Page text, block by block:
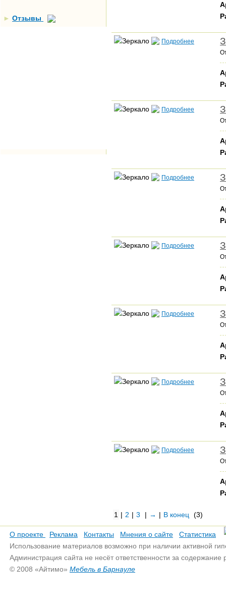
► Отзывы
Подробнее
Подробнее
Подробнее
Подробнее
Подробнее
Подробнее
Подробнее
1 | 2 | 3 | → | В конец (3)
О проекте Реклама Контакты Мнения о сайте
Статистика
Использование материалов возможно при наличии активной
Администрация сайта не несёт ответственности за
© 2008 «Айтимо» Мебель в Барнауле